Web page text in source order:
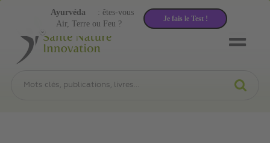
Air, Terre ou Feu ?
Ayurvéda : êtes-vous
Je fais le Test !